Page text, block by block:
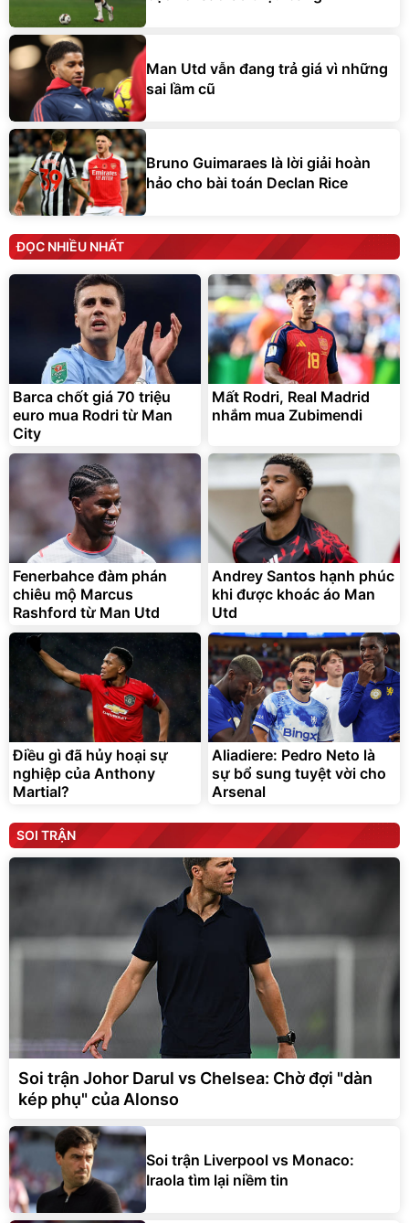
Man Utd vẫn đang trả giá vì những
sai lầm cũ
Bruno Guimaraes là lời giải hoàn
hảo cho bài toán Declan Rice
ĐỌC NHIỀU NHẤT
Barca chốt giá 70 triệu
euro mua Rodri từ Man
City
Mất Rodri, Real Madrid
nhắm mua Zubimendi
Fenerbahce đàm phán
chiêu mộ Marcus
Rashford từ Man Utd
Andrey Santos hạnh phúc
khi được khoác áo Man
Utd
Điều gì đã hủy hoại sự
nghiệp của Anthony
Martial?
Aliadiere: Pedro Neto là
sự bổ sung tuyệt vời cho
Arsenal
SOI TRẬN
Soi trận Johor Darul vs Chelsea: Chờ đợi "dàn
kép phụ" của Alonso
Soi trận Liverpool vs Monaco:
Iraola tìm lại niềm tin